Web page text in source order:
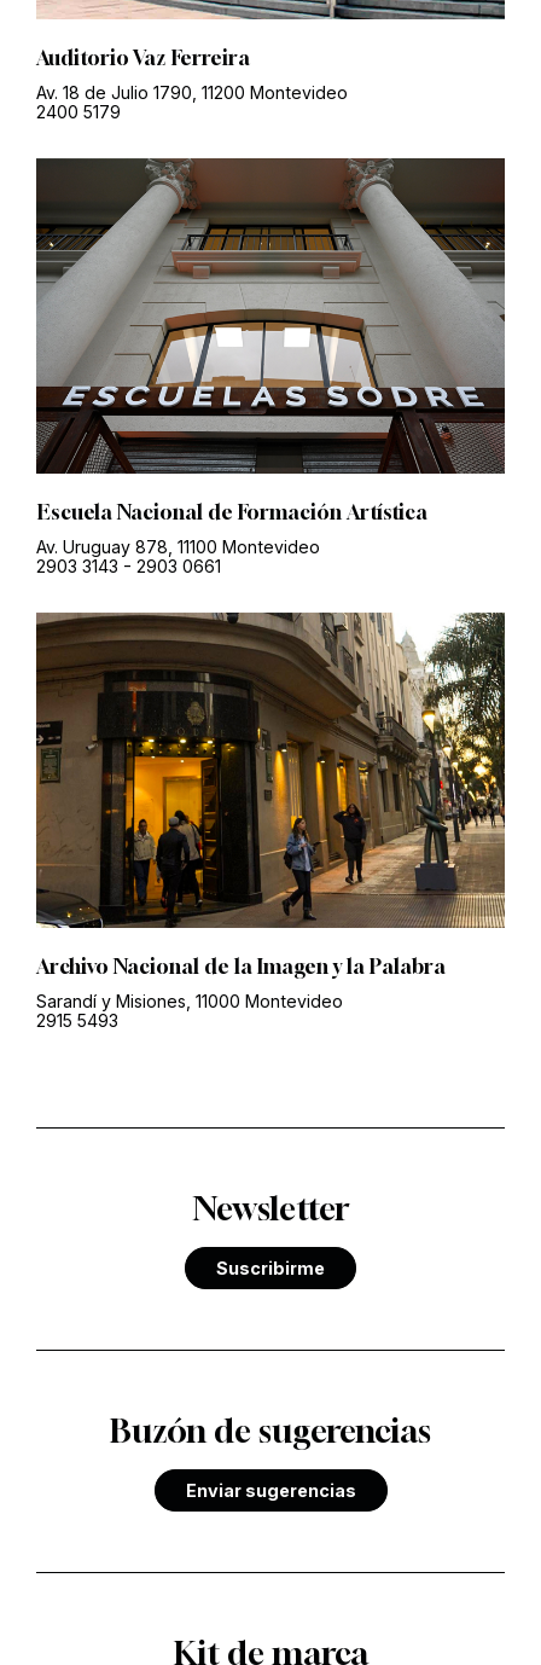
Auditorio Vaz Ferreira
Av. 18 de Julio 1790, 11200 Montevideo
2400 5179
Escuela Nacional de Formación Artística
Av. Uruguay 878, 11100 Montevideo
2903 3143 - 2903 0661
Archivo Nacional de la Imagen y la Palabra
Sarandí y Misiones, 11000 Montevideo
2915 5493
Newsletter
Suscribirme
Buzón de sugerencias
Enviar sugerencias
Kit de marca